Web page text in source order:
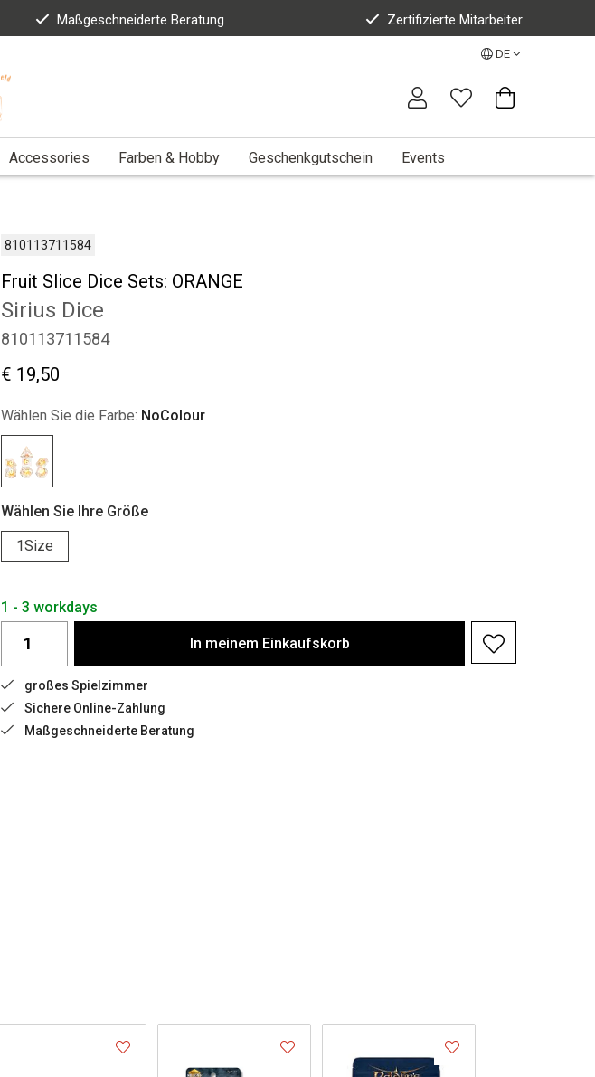
Maßgeschneiderte Beratung Zertifizierte Mitarbeiter
DE
Accessories Farben & Hobby Geschenkgutschein Events
810113711584
Fruit Slice Dice Sets: ORANGE
Sirius Dice
810113711584
€ 19,50
Wählen Sie die Farbe: NoColour
Wählen Sie Ihre Größe
1Size
1 - 3 workdays
In meinem Einkaufskorb
großes Spielzimmer
Sichere Online-Zahlung
Maßgeschneiderte Beratung